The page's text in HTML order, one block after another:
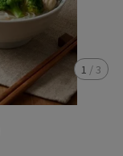
1 / 3